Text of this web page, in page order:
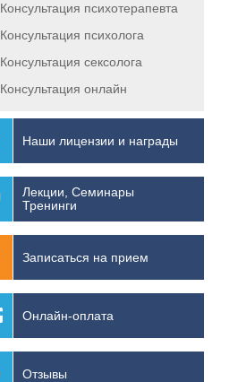
Консультация психотерапевта
Консультация психолога
Консультация сексолога
Консультация онлайн
Наши лицензии и награды
Лекции, Семинары
Тренинги
Записаться на прием
Онлайн-оплата
Отзывы